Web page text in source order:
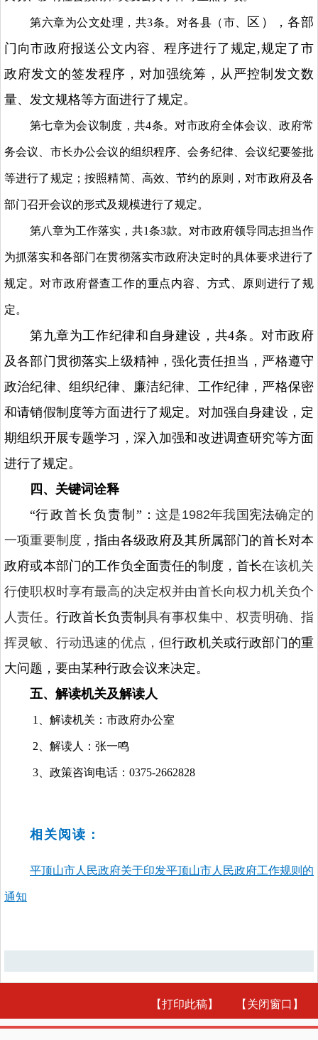
第六章为公文处理，共3条。对各县（市、 区 ），各部
门向市政府报送公文内容、程序进行了规定,规定了市
政府发文的签发程序，对加强统筹，从严控制发文数
量、发文规格等方面进行了规定。
第七章为会议制度，共4条。对市政府全体会议、政府常
务会议、市长办公会议的组织程序、会务纪律、会议纪要签批
等进行了规定；按照精简、高效、节约的原则，对市政府及各
部门召开会议的形式及规模进行了规定。
第八章为工作落实，共1条3款。对市政府领导同志担当作
为抓落实和各部门在贯彻落实市政府决定时的具体要求进行了
规定。对市政府督查工作的重点内容、方式、原则进行了规
定。
第九章为工作纪律和自身建设，共4条。对市政府
及各部门贯彻落实上级精神，强化责任担当，严格遵守
政治纪律、组织纪律、廉洁纪律、工作纪律，严格保密
和请销假制度等方面进行了规定。对加强自身建设，定
期组织开展专题学习，深入加强和改进调查研究等方面
进行了规定。
四、关键词诠释
“行政首长负责制”：这是1982年我国 宪法确定的
一项重要制度，指由各级政府及其所属部门的首长对本
政府或本部门的工作负全面责任的制度，首长在该机关
行使职权时享有最高的决定权并由首长向权力机关负个
人责任。 行政首长负责制 具有事权集中、权责明确、指
挥灵敏、行动迅速的优点，但行政机关或行政部门的重
大问题，要由某种行政会议来决定。
五、解读机关及解读人
1、解读机关：市政府办公室
2、解读人：张一鸣
3、政策咨询电话：0375-2662828
相关阅读：
平顶山市人民政府关于印发平顶山市人民政府工作规则的
通知
【打印此稿】 【关闭窗口】